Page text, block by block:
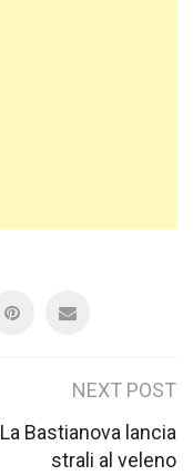
NEXT POST
La Bastianova lancia
strali al veleno